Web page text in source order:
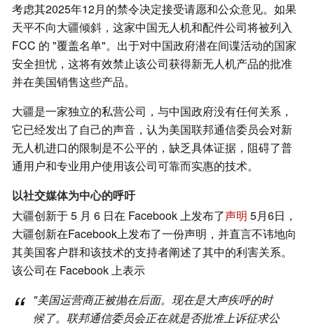
考虑其2025年12月的禁令决定接受请愿和公众意见。如果
天平不向大疆倾斜，这家中国无人机和配件公司将被列入
FCC 的 "覆盖名单"。出于对中国政府潜在间谍活动的国家
安全担忧，这将有效禁止该公司获得新无人机产品的批准
并在美国销售这些产品。
大疆是一家独立的私营公司，与中国政府没有任何关系，
它已经发出了自己的声音，认为美国联邦通信委员会对新
无人机进口的限制是不公平的，缺乏具体证据，阻碍了普
通用户和专业用户使用该公司可靠而实惠的技术。
以社交媒体为中心的呼吁
大疆创新于 5 月 6 日在 Facebook 上发布了声明 5月6日，
大疆创新在Facebook上发布了一份声明，并直言不讳地向
其美国客户群和该技术的支持者阐述了其中的利害关系。
该公司在 Facebook 上表示
"美国运营商正被抛在后面。现在是大声疾呼的时
候了。联邦通信委员会正在就是否批准上诉征求公